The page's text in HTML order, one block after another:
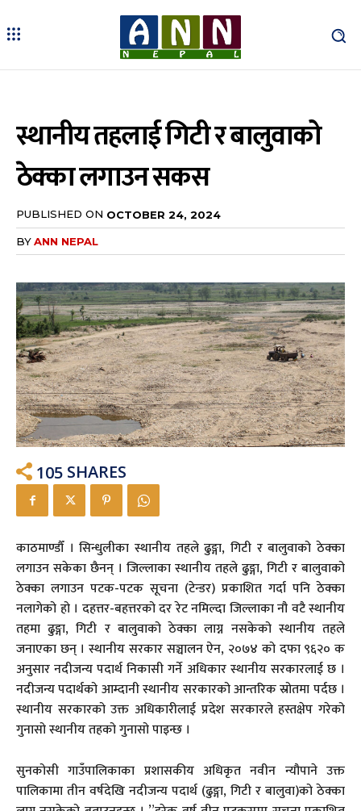
स्थानीय तहलाई गिटी र बालुवाको
ठेक्का लगाउन सकस
PUBLISHED ON OCTOBER 24, 2024
BYANN NEPAL
105 SHARES
काठमाण्डौँ । सिन्धुलीका स्थानीय तहले ढुङ्गा, गिटी र बालुवाको ठेक्का
लगाउन सकेका छैनन् । जिल्लाका स्थानीय तहले ढुङ्गा, गिटी र बालुवाको
ठेक्का लगाउन पटक-पटक सूचना (टेन्डर) प्रकाशित गर्दा पनि ठेक्का
नलागेको हो । दहत्तर-बहत्तरको दर रेट नमिल्दा जिल्लाका नौ वटै स्थानीय
तहमा ढुङ्गा, गिटी र बालुवाको ठेक्का लाग्न नसकेको स्थानीय तहले
जनाएका छन् । स्थानीय सरकार सञ्चालन ऐन, २०७४ को दफा ९६२० क
अनुसार नदीजन्य पदार्थ निकासी गर्ने अधिकार स्थानीय सरकारलाई छ ।
नदीजन्य पदार्थको आम्दानी स्थानीय सरकारको आन्तरिक स्रोतमा पर्दछ ।
स्थानीय सरकारको उक्त अधिकारीलाई प्रदेश सरकारले हस्तक्षेप गरेको
गुनासो स्थानीय तहको गुनासो पाइन्छ ।
सुनकोसी गाउँपालिकाका प्रशासकीय अधिकृत नवीन न्यौपाने उक्त
पालिकामा तीन वर्षदेखि नदीजन्य पदार्थ (ढुङ्गा, गिटी र बालुवा)को ठेक्का